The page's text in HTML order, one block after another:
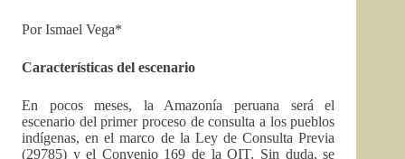
Por Ismael Vega*
Características del escenario
En pocos meses, la Amazonía peruana será el
escenario del primer proceso de consulta a los pueblos
indígenas, en el marco de la Ley de Consulta Previa
(29785) y el Convenio 169 de la OIT. Sin duda, se